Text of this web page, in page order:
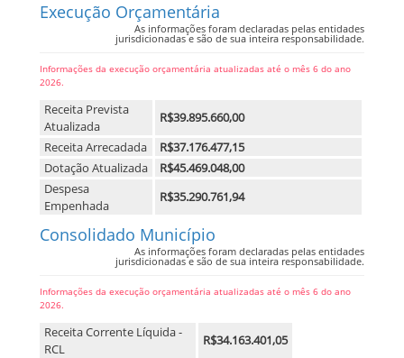
Execução Orçamentária
As informações foram declaradas pelas entidades
jurisdicionadas e são de sua inteira responsabilidade.
Informações da execução orçamentária atualizadas até o mês 6 do ano
2026.
Receita Prevista
Atualizada
R$39.895.660,00
Receita Arrecadada
R$37.176.477,15
Dotação Atualizada
R$45.469.048,00
Despesa
Empenhada
R$35.290.761,94
Consolidado Município
As informações foram declaradas pelas entidades
jurisdicionadas e são de sua inteira responsabilidade.
Informações da execução orçamentária atualizadas até o mês 6 do ano
2026.
Receita Corrente Líquida -
RCL
R$34.163.401,05